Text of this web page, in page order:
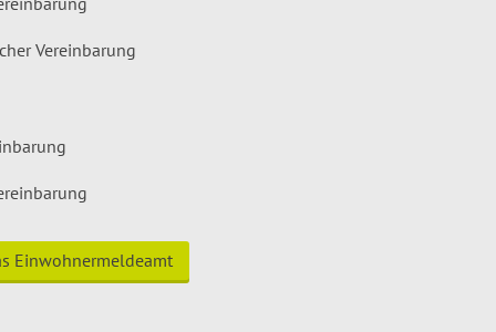
Vereinbarung
Einwohnermeldeamt